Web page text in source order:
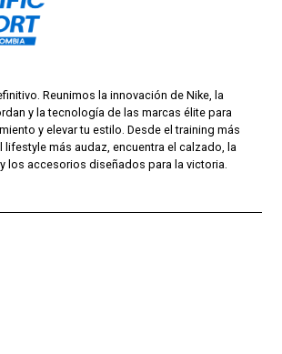
Reunimos la innovación de Nike, la
y la tecnología de las marcas élite para
y elevar tu estilo. Desde el training más
lifestyle más audaz, encuentra el calzado, la
los accesorios diseñados para la victoria.